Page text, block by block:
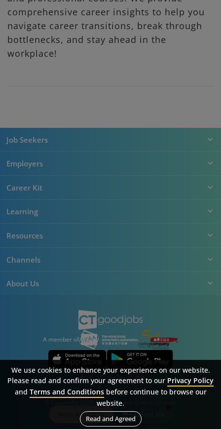
Next Article Explore Job
comprehensive career insights to help you
navigate career transitions, break through
bottlenecks, and stay ahead in the
workplace!
Job Seekers
Employers
Career Kit
Learning
Resources
Channels
About Us
A member of
© Copyright 2026 Career Times Online Limited.
All rights reserved.
SitemapFAQPrivacy PolicyTerms & Conditions
We use cookies to enhance your experience on our website.
Please read and confirm your agreement to our Privacy Policy
and Terms and Conditionsbefore continue to browse our
website.
Read and Agreed